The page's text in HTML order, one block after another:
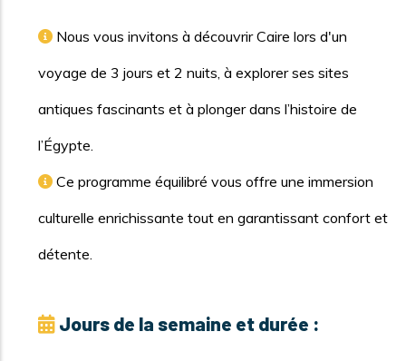
Nous vous invitons à découvrir Caire lors d'un
voyage de 3 jours et 2 nuits, à explorer ses sites
antiques fascinants et à plonger dans l’histoire de
l’Égypte.
Ce programme équilibré vous offre une immersion
culturelle enrichissante tout en garantissant confort et
détente.
Jours de la semaine et durée :